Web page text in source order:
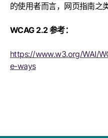
的使用者而言，网页指南之
WCAG 2.2 参考：
https://www.w3.org/WAI/
e-ways